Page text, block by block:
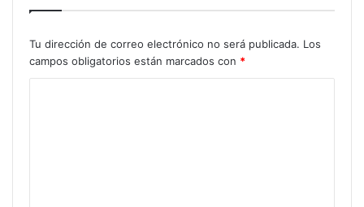
Tu dirección de correo electrónico no será publicada. Los
campos obligatorios están marcados con *